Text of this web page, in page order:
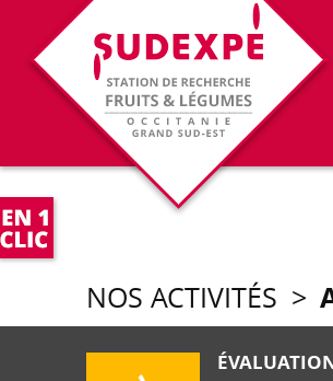
NOS ACTIVITÉS >